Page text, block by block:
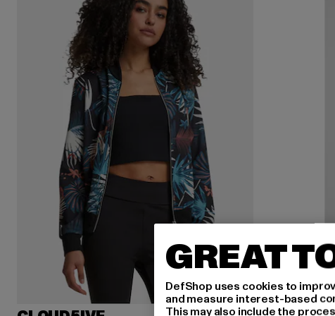
GREAT
DefShop uses cookies to
and measure interest-based
This may also include the